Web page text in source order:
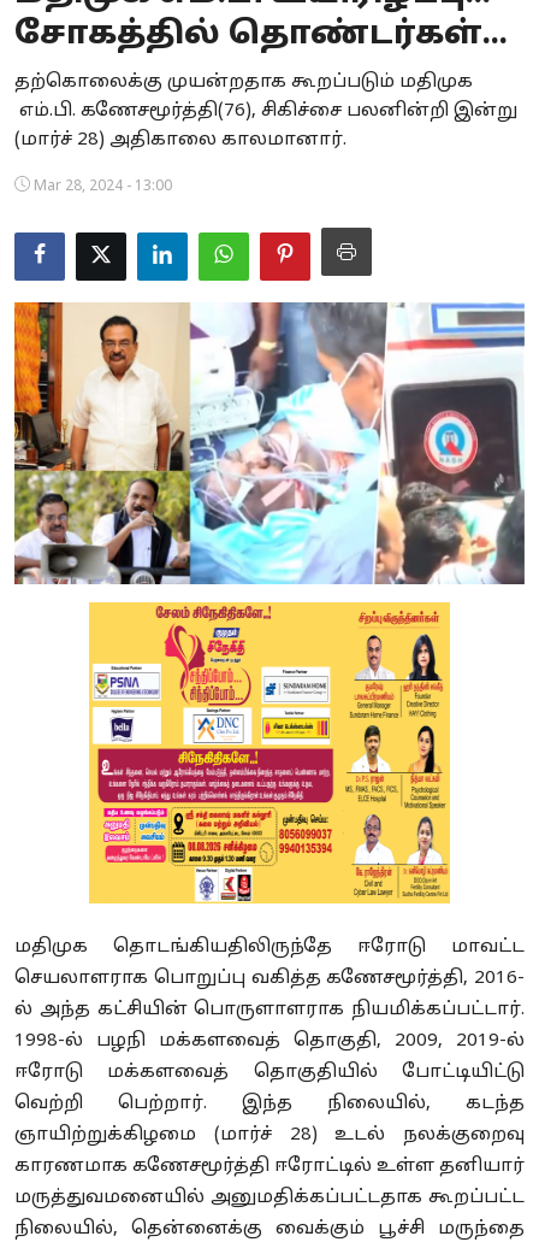
Business
Crime
Tamilnadu
National
World
Astrology
Spirituality
Weather
Politics
சோகத்தில் தொண்டர்கள்...
தற்கொலைக்கு முயன்றதாக கூறப்படும் மதிமுக
எம்.பி. கணேசமூர்த்தி(76), சிகிச்சை பலனின்றி இன்று
(மார்ச் 28) அதிகாலை காலமானார்.
Mar 28, 2024 - 13:00
மதிமுக தொடங்கியதிலிருந்தே ஈரோடு மாவட்ட
செயலாளராக பொறுப்பு வகித்த கணேசமூர்த்தி, 2016-
ல் அந்த கட்சியின் பொருளாளராக நியமிக்கப்பட்டார்.
1998-ல் பழநி மக்களவைத் தொகுதி, 2009, 2019-ல்
ஈரோடு மக்களவைத் தொகுதியில் போட்டியிட்டு
வெற்றி பெற்றார். இந்த நிலையில், கடந்த
ஞாயிற்றுக்கிழமை (மார்ச் 28) உடல் நலக்குறைவு
காரணமாக கணேசமூர்த்தி ஈரோட்டில் உள்ள தனியார்
மருத்துவமனையில் அனுமதிக்கப்பட்டதாக கூறப்பட்ட
நிலையில், தென்னைக்கு வைக்கும் பூச்சி மருந்தை